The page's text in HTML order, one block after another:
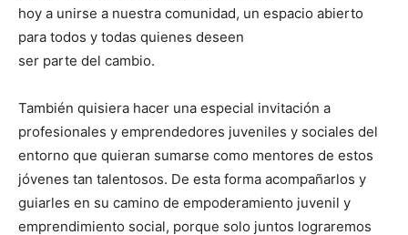
hoy a unirse a nuestra comunidad, un espacio abierto
para todos y todas quienes deseen
ser parte del cambio.
También quisiera hacer una especial invitación a
profesionales y emprendedores juveniles y sociales del
entorno que quieran sumarse como mentores de estos
jóvenes tan talentosos. De esta forma acompañarlos y
guiarles en su camino de empoderamiento juvenil y
emprendimiento social, porque solo juntos lograremos